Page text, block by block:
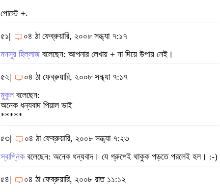
পোস্টে +.
৫১|
০৪ ঠা ফেব্রুয়ারি, ২০০৮ সন্ধ্যা ৭:১৭
মনসুর হিল্লাজ বলেছেন: আপনার লেখায় + না দিয়ে উপায় নেই।
৫২|
০৪ ঠা ফেব্রুয়ারি, ২০০৮ সন্ধ্যা ৭:১৭
মুকুল বলেছেন:
অনেক ধন্যবাদ পিয়াল ভাই
*****
৫৩|
০৪ ঠা ফেব্রুয়ারি, ২০০৮ সন্ধ্যা ৭:২৩
স্বাপ্নিকবলেছেন: অনেক ধন্যবাদ। যে গ্রুপেই থাকুক পড়তে পরলেই হল। :-)
৫৪|
০৪ ঠা ফেব্রুয়ারি, ২০০৮ রাত ১১:১২